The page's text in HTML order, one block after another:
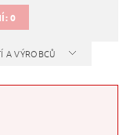
0
A VÝROBCŮ